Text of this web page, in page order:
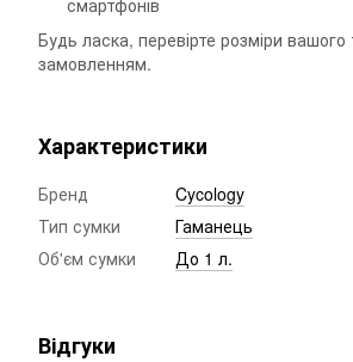
смартфонів
Будь ласка, перевірте розміри
замовленням.
Характеристики
Бренд
Cycology
Тип сумки
Гаманець
Об'єм сумки
До 1 л.
Відгуки